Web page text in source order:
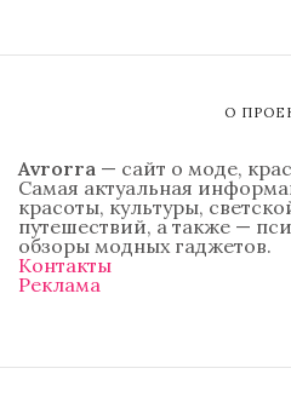
О
Avrorra — сайт о моде,
Самая актуальная
красоты, культуры,
путешествий, а также —
обзоры модных гаджетов.
Контакты
Реклама